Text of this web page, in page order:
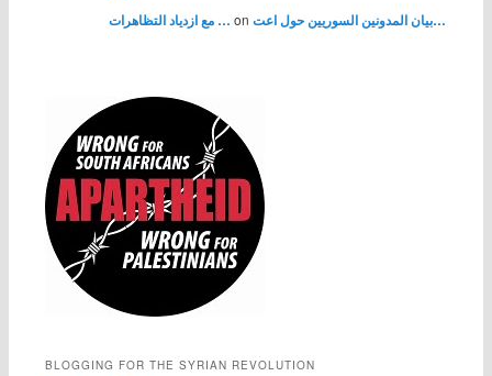
مع ازدياد التظاهرات … on بيان المدونين السوريين حول اعت…
BLOGGING FOR THE SYRIAN REVOLUTION